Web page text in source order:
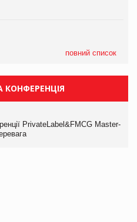
повний список
PrivateLabel&FMCG Master-